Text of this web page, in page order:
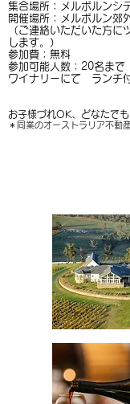
集合場所：メルボルン
開催場所：メルボルン郊
（ご連絡いただいた方に
します。）
参加費：無料
参加可能人数：20名まで
ワイナリーにて ランチ
お子様づれOK、どなたでも
＊ ​同業のオーストラリア不動